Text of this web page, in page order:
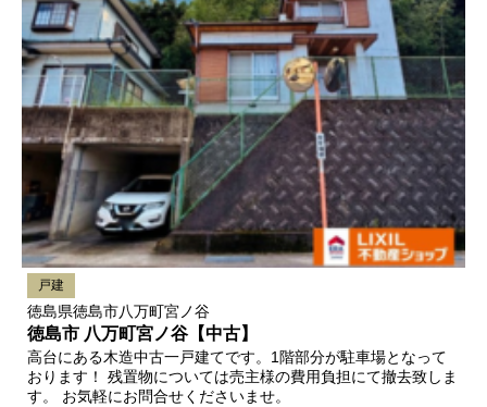
戸建
徳島県徳島市八万町宮ノ谷
徳島市 八万町宮ノ谷【中古】
高台にある木造中古一戸建てです。1階部分が駐車場となって
おります！ 残置物については売主様の費用負担にて撤去致しま
す。 お気軽にお問合せくださいませ。